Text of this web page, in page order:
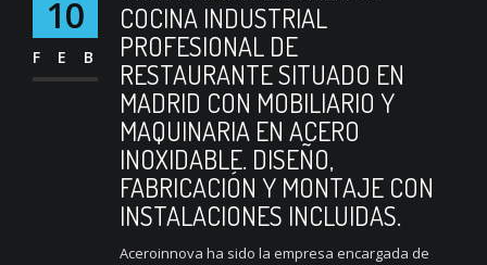
10
FEB
COCINA INDUSTRIAL
PROFESIONAL DE
RESTAURANTE SITUADO EN
MADRID CON MOBILIARIO Y
MAQUINARIA EN ACERO
INOXIDABLE. DISEÑO,
FABRICACIÓN Y MONTAJE CON
INSTALACIONES INCLUIDAS.
Aceroinnova ha sido la empresa encargada de